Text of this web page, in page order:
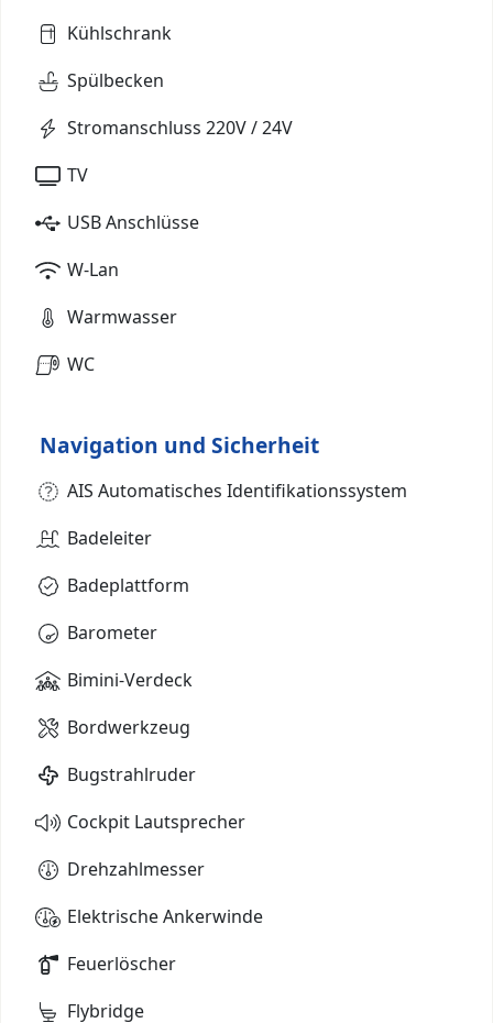
Kühlschrank
Spülbecken
Stromanschluss 220V / 24V
TV
USB Anschlüsse
W-Lan
Warmwasser
WC
Navigation und Sicherheit
AIS Automatisches Identifikationssystem
Badeleiter
Badeplattform
Barometer
Bimini-Verdeck
Bordwerkzeug
Bugstrahlruder
Cockpit Lautsprecher
Drehzahlmesser
Elektrische Ankerwinde
Feuerlöscher
Flybridge